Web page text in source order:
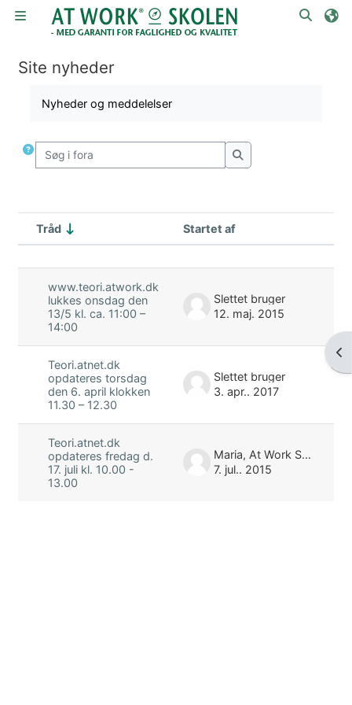
Gå til hovedindhold
Sidepanel
Skift
Site nyheder
Nyheder og meddelelser
Søg i fora
Søg i fora
Status
Tråd Startet af
www.teori.atwork.dk
lukkes onsdag den
13/5 kl. ca. 11:00 –
14:00
Slettet bruger
12. maj. 2015
Teori.atnet.dk
opdateres torsdag
den 6. april klokken
11.30 – 12.30
Slettet bruger
3. apr.. 2017
Teori.atnet.dk
opdateres fredag d.
17. juli kl. 10.00 -
13.00
Maria, At Work Skolen
7. jul.. 2015